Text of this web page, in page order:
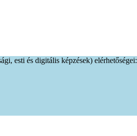
esti és digitális képzések) elérhetőségei: